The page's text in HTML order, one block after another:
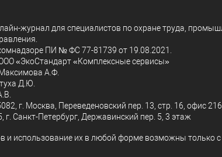
журнал для специалистов по охране труда,
ПИ № ФС 77-81739 от 19.08.2021.
«ЭкоСтандарт «Комплексные сервисы»
А.Ф.
Д.Ю.
г. Москва, Переведеновский пер. 13, стр. 16, офис
г. Санкт-Петербург, Державинский пер. 5, 3 этаж
и использование их в любой форме возможны только